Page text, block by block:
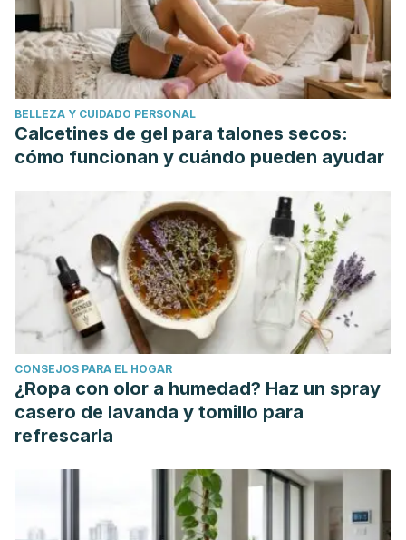
Hobbs, D. A., Givens, D. I., & Lovegrove, J. A. (2019). Yogurt
consumption is associated with higher nutrient intake, diet
quality and favourable metabolic profile in children: a
cross-sectional analysis using data from years 1–4 of the
National diet and Nutrition Survey, UK.
(1), 409–422. https://doi.org/10.1007/s00394-
O'Neil CE, Nicklas TA, Fulgoni VL 3rd. Consumption of
apples is associated with a better diet quality and reduced
risk of obesity in children: National Health and Nutrition
Examination Survey (NHANES) 2003-2010. Nutr J.
2015;14:48. Published 2015 May 14. doi:10.1186/s12937-015-
0040-1
Anderson, A., Porteous, L., Foster, E., Higgins, C., Stead, M.,
Hetherington, M., … Adamson, A. (2005). The impact of a
school-based nutrition education intervention on dietary
intake and cognitive and attitudinal variables relating to
https://doi.org/10.1079/PHN2004721
da Silva, F. L., Escribano-Bailón, M. T., Pérez Alonso, J. J.,
Rivas-Gonzalo, J. C., & Santos-Buelga, C. (2007).
BELLEZA Y CUIDADO PERSONAL
Calcetines de gel para talones secos:
cómo funcionan y cuándo pueden ayudar
CONSEJOS PARA EL HOGAR
¿Ropa con olor a humedad? Haz un spray
casero de lavanda y tomillo para
refrescarla